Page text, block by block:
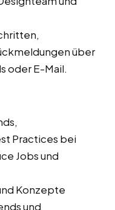
über
oder E-Mail.
Practices bei
Jobs und
Konzepte
und